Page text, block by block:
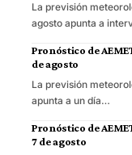
La previsión
agosto apunta a
Pronóstico de
de agosto
La previsión
apunta a un día…
Pronóstico de
7 de agosto